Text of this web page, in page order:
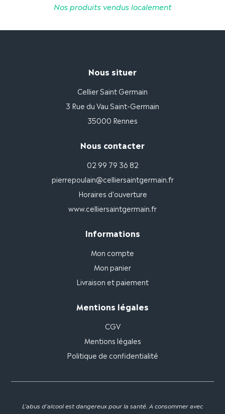
Nos produits vendus localement
Nous situer
Cellier Saint Germain
3 Rue du Vau Saint-Germain
35000 Rennes
Nous contacter
02 99 79 36 82
pierrepoulain@celliersaintgermain.fr
Horaires d'ouverture
www.celliersaintgermain.fr
Informations
Mon compte
Mon panier
Livraison et paiement
Mentions légales
CGV
Mentions légales
Politique de confidentialité
L'abus d'alcool est dangereux pour la santé. A consommer avec